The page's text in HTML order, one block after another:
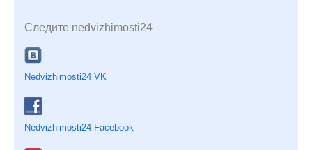
Следите nedvizhimosti24
Nedvizhimosti24 VK
Nedvizhimosti24 Facebook